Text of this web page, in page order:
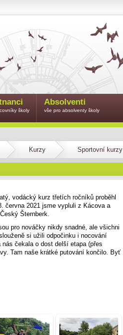
Kurzy Sportovní kurzy
vodácký kurz třetích ročníků proběhl
června 2021 jsme vypluli z Kácova a
Šternberk.
pro nováčky nikdy snadné, ale všichni
si užili odpočinku i nocování
čekala o dost delší etapa (přes
Tam naše krátké putování končilo. Byť
školy
Absolventi
vše pro absolventy školy